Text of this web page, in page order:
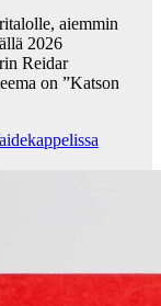
aiemmin
2026
Reidar
on ”Katson